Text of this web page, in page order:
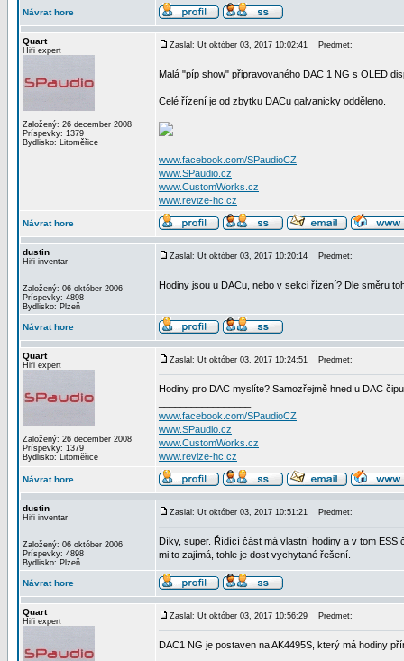
Návrat hore
Quart
Hifi expert
Založený: 26 december 2008
Príspevky: 1379
Bydlisko: Litoměřice
Zaslal: Ut október 03, 2017 10:02:41 Predmet:
Malá "píp show" připravovaného DAC 1 NG s OLED
Celé řízení je od zbytku DACu galvanicky odděleno.
www.facebook.com/SPaudioCZ
www.SPaudio.cz
www.CustomWorks.cz
www.revize-hc.cz
Návrat hore
dustin
Hifi inventar
Založený: 06 október 2006
Príspevky: 4898
Bydlisko: Plzeň
Zaslal: Ut október 03, 2017 10:20:14 Predmet:
Hodiny jsou u DACu, nebo v sekci řízení? Dle směru
Návrat hore
Quart
Hifi expert
Založený: 26 december 2008
Príspevky: 1379
Bydlisko: Litoměřice
Zaslal: Ut október 03, 2017 10:24:51 Predmet:
Hodiny pro DAC myslíte? Samozřejmě hned u DAC
www.facebook.com/SPaudioCZ
www.SPaudio.cz
www.CustomWorks.cz
www.revize-hc.cz
Návrat hore
dustin
Hifi inventar
Založený: 06 október 2006
Príspevky: 4898
Bydlisko: Plzeň
Zaslal: Ut október 03, 2017 10:51:21 Predmet:
Díky, super. Řídící část má vlastní hodiny a v tom
mi to zajímá, tohle je dost vychytané řešení.
Návrat hore
Quart
Hifi expert
Zaslal: Ut október 03, 2017 10:56:29 Predmet:
DAC1 NG je postaven na AK4495S, který má hodiny